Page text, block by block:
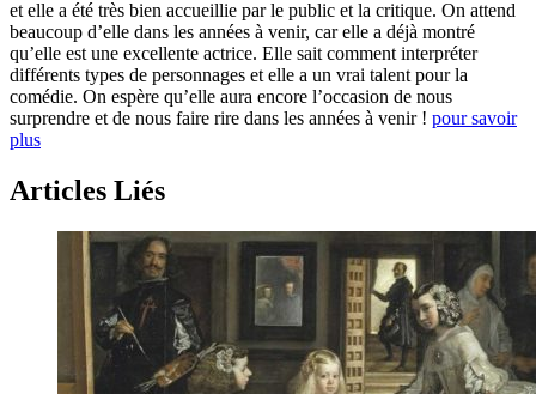
et elle a été très bien accueillie par le public et la critique. On attend
beaucoup d’elle dans les années à venir, car elle a déjà montré
qu’elle est une excellente actrice. Elle sait comment interpréter
différents types de personnages et elle a un vrai talent pour la
comédie. On espère qu’elle aura encore l’occasion de nous
surprendre et de nous faire rire dans les années à venir ! pour savoir
plus
Articles Liés